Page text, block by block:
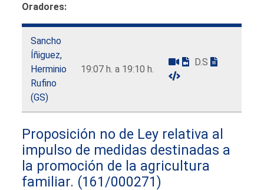
Oradores:
Sancho
Íñiguez,
Herminio
Rufino
(GS)
19:07 h. a 19:10 h.
D.S
Proposición no de Ley relativa al
impulso de medidas destinadas a
la promoción de la agricultura
familiar. (161/000271)